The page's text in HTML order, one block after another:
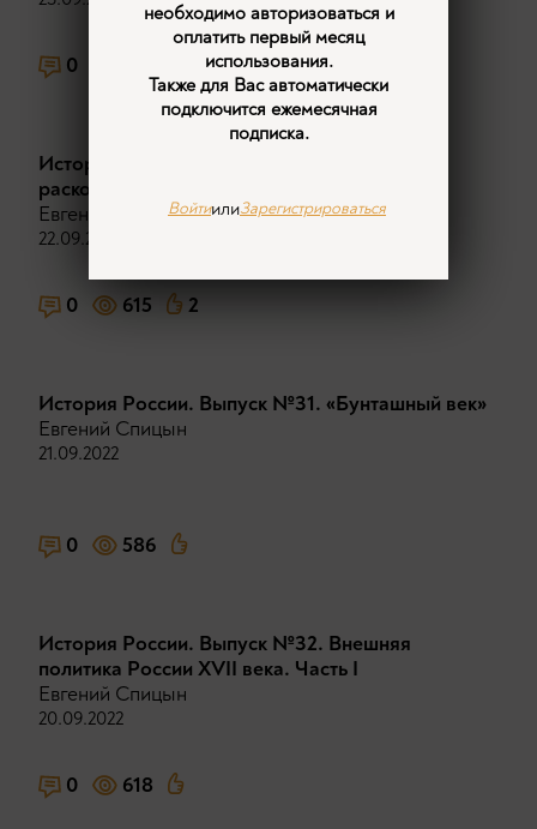
0
История России. Выпуск №30. Церковный
раскол в XVII веке
Евгений Спицын
22.09.2022
0 615 2
История России. Выпуск №31. «Бунташный век»
Евгений Спицын
21.09.2022
0 586
История России. Выпуск №32. Внешняя
политика России XVII века. Часть I
Евгений Спицын
20.09.2022
0 618
необходимо авторизоваться и
оплатить первый месяц
использования.
Также для Вас автоматически
подключится ежемесячная
подписка.
ВойтиилиЗарегистрироваться